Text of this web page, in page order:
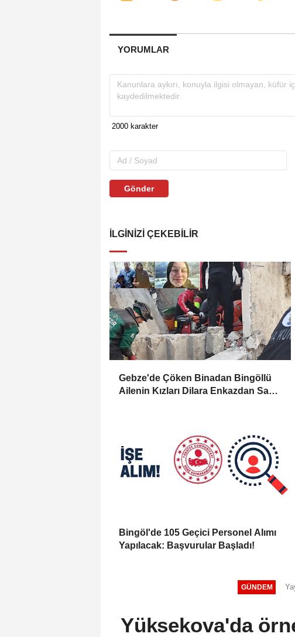
YORUMLAR
Gönder
İLGINIZI ÇEKEBILIR
Gebze'de Çöken Binadan Bingöllü
Ailenin Kızları Dilara Enkazdan Sağ
Bingöl'de 105 Geçici Personel Alımı
Yapılacak: Başvurular Başladı!
GÜNDEM
Yüksekova'da